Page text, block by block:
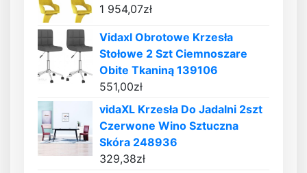
1 954,07zł
Vidaxl Obrotowe Krzesła
Stołowe 2 Szt Ciemnoszare
Obite Tkaniną 139106
551,00zł
vidaXL Krzesła Do Jadalni 2szt
Czerwone Wino Sztuczna
Skóra 248936
329,38zł